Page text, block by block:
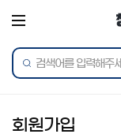
회원가입